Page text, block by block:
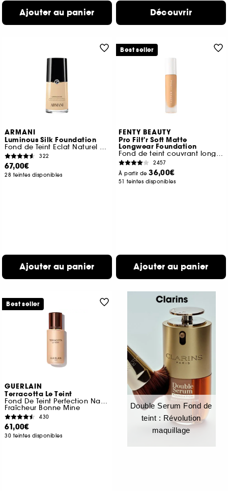
Ajouter au panier Découvrir
ARMANI
Luminous Silk Foundation
Fond de Teint Eclat Naturel Parfait
322
67,00€
28 teintes disponibles
Ajouter au panier
FENTY BEAUTY
Pro Filt'r Soft Matte
Longwear Foundation
Fond de teint couvrant longue tenue
2457
À partir de36,00€
51 teintes disponibles
Ajouter au panier
Best seller
GUERLAIN
Terracotta Le Teint
Fond De Teint Perfection Naturelle
Fraîcheur Bonne Mine
430
61,00€
30 teintes disponibles
Best seller
Double Serum Fond de
teint : Révolution
maquillage